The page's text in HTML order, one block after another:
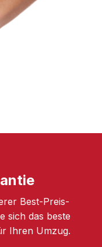
Best-Preis-
sich das beste
Ihren Umzug.